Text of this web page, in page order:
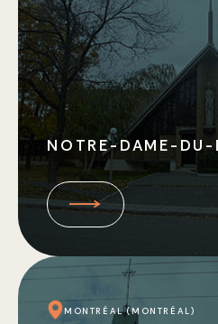
NOTRE-DAME-DU-
MONTRÉAL (MONTRÉAL)